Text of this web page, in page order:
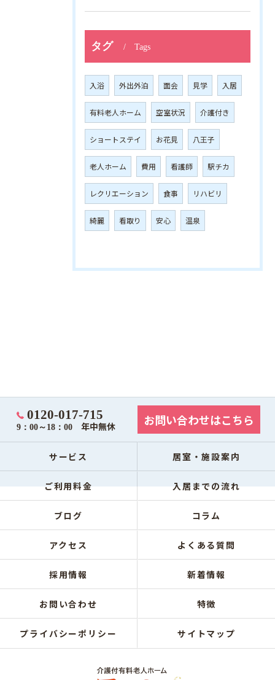
タグ Tags
入浴 外出外泊 面会 見学 入居
有料老人ホーム 空室状況 介護付き
ショートステイ お花見 八王子
老人ホーム 費用 看護師 駅チカ
レクリエーション 食事 リハビリ
綺麗 看取り 安心 温泉
0120-017-715
9：00～18：00 年中無休 お問い合わせはこちら
サービス 居室・施設案内
ご利用料金 入居までの流れ
ブログ コラム
アクセス よくある質問
採用情報 新着情報
お問い合わせ 特徴
プライバシーポリシー サイトマップ